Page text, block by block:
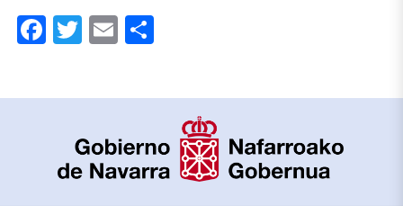
Facebook
Twitter
Email